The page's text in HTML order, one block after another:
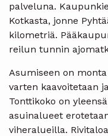
palveluna.
Kotkasta, jonne
kilometriä.
reilun tunnin
Asumiseen on
varten kaavoitetaan
Tonttikoko on
asuinalueet
viheralueilla.